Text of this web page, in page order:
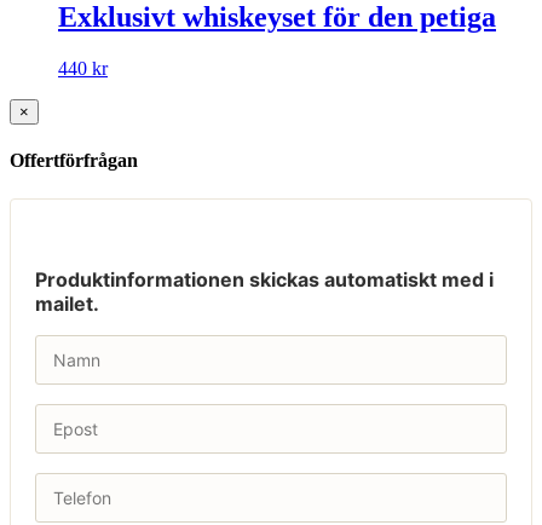
Exklusivt whiskeyset för den petiga
440 kr
×
Offertförfrågan
Produktinformationen skickas automatiskt med i
mailet.